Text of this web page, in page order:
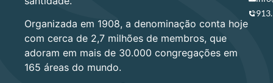
Organizada em 1908, a denominação conta hoje
com cerca de 2,7 milhões de membros, que
adoram em mais de 30.000 congregações em
165 áreas do mundo.